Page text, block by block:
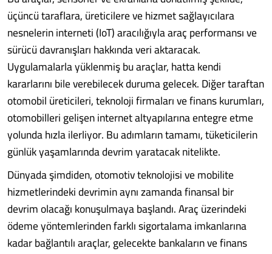
üçüncü taraflara, üreticilere ve hizmet sağlayıcılara
nesnelerin interneti (IoT) aracılığıyla araç performansı ve
sürücü davranışları hakkında veri aktara­cak.
Uygulamalarla yüklenmiş bu araçlar, hatta kendi
kararlarını bile verebilecek duruma ge­lecek. Diğer taraftan
otomobil üreticileri, tek­noloji firmaları ve finans kurumları,
otomobil­leri gelişen internet altyapılarına entegre etme
yolunda hızla ilerliyor. Bu adımların tamamı, tüketicilerin
günlük yaşamlarında devrim ya­ratacak nitelikte.
Dünyada şimdiden, otomotiv teknolojisi ve mobilite
hizmetlerindeki devrimin aynı za­manda finansal bir
devrim olacağı konuşulma­ya başlandı. Araç üzerindeki
ödeme yöntemle­rinden farklı sigortalama imkanlarına
kadar bağlantılı araçlar, gelecekte bankaların ve fi­nans